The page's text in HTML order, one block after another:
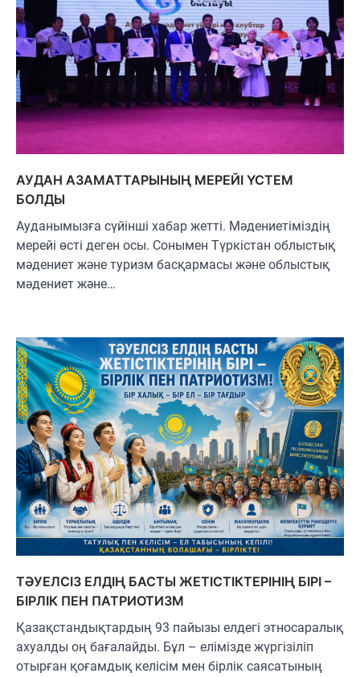
АУДАН АЗАМАТТАРЫНЫҢ МЕРЕЙІ ҮСТЕМ
БОЛДЫ
Ауданымызға сүйінші хабар жетті. Мәдениетіміздің
мерейі өсті деген осы. Сонымен Түркістан облыстық
мәдениет және туризм басқармасы және облыстық
мәдениет және…
ТӘУЕЛСІЗ ЕЛДІҢ БАСТЫ ЖЕТІСТІКТЕРІНІҢ БІРІ –
БІРЛІК ПЕН ПАТРИОТИЗМ
Қазақстандықтардың 93 пайызы елдегі этносаралық
ахуалды оң бағалайды. Бұл – елімізде жүргізіліп
отырған қоғамдық келісім мен бірлік саясатының